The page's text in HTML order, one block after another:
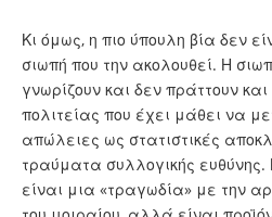
Κι όμως, η πιο ύπουλη βία δεν
σιωπή που την ακολουθεί. Η
γνωρίζουν και δεν πράττουν
πολιτείας που έχει μάθει να
απώλειες ως στατιστικές
τραύματα συλλογικής ευθύνης.
είναι μια «τραγωδία» με την